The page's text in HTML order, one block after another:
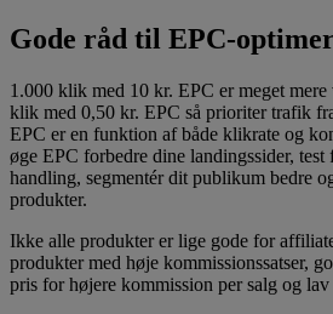
Gode råd til EPC-
1.000 klik med 10 kr. EPC er meget
klik med 0,50 kr. EPC så prioriter trafik
EPC er en funktion af både klikrate og
øge EPC forbedre dine landingssider,
handling, segmentér dit publikum bedre
produkter.
Ikke alle produkter er lige gode for
produkter med høje kommissionssatser,
pris for højere kommission per salg og lav